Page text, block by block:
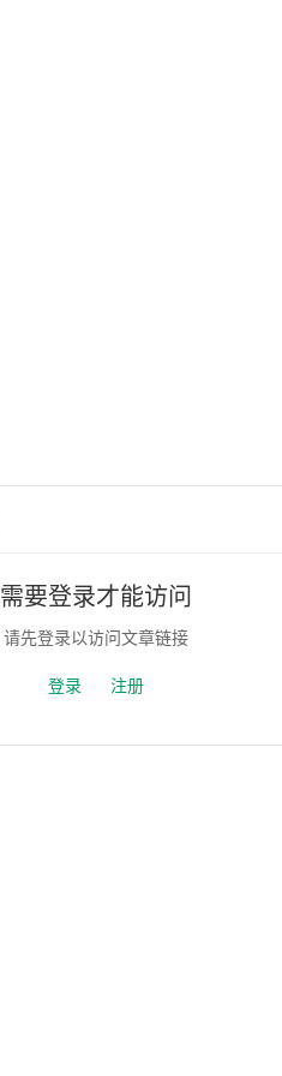
需要登录才能访问
请先登录以访问文章链接
登录 注册